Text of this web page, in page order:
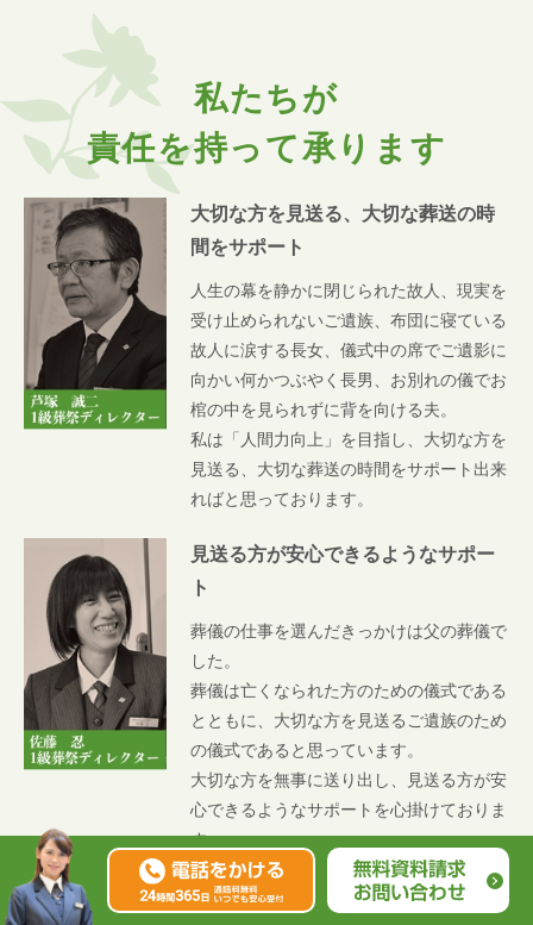
私たちが
責任を持って承ります
大切な方を見送る、大切な葬送の時
間をサポート
人生の幕を静かに閉じられた故人、現実を
受け止められないご遺族、布団に寝ている
故人に涙する長女、儀式中の席でご遺影に
向かい何かつぶやく長男、お別れの儀でお
棺の中を見られずに背を向ける夫。
私は「人間力向上」を目指し、大切な方を
見送る、大切な葬送の時間をサポート出来
ればと思っております。
見送る方が安心できるようなサポー
ト
葬儀の仕事を選んだきっかけは父の葬儀で
した。
葬儀は亡くなられた方のための儀式である
とともに、大切な方を見送るご遺族のため
の儀式であると思っています。
大切な方を無事に送り出し、見送る方が安
心できるようなサポートを心掛けておりま
す。
お客様の想いを「式」と言う形にし